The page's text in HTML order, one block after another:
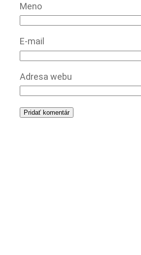
Meno
E-mail
Adresa webu